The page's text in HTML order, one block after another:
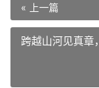
« 上一篇
跨越山河见真章